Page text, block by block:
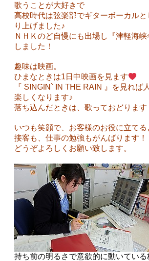
歌うことが大好きで
高校時代は弦楽部でギターボーカル
り上げました♪
ＮＨＫのど自慢にも出場し『津軽海
しました！
趣味は映画。
ひまなときは1日中映画を見ます
『 SINGIN` IN THE RAIN 』を見れば
楽しくなります♪
落ち込んだときは、歌っておどります
いつも笑顔で、お客様のお役に立てる
接客も、仕事の勉強もがんばります！
どうぞよろしくお願い致します。
持ち前の明るさで意欲的に動いている